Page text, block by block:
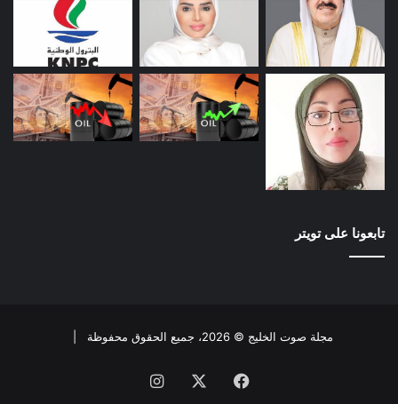
تابعونا على تويتر
مجلة صوت الخليج © 2026، جميع الحقوق محفوظة |
فيسبوك انستقرام